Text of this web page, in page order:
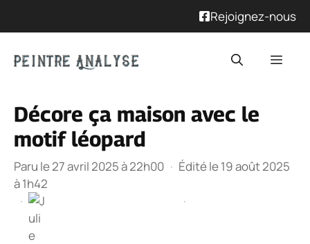
Rejoignez-nous
Décore ça maison avec le
motif léopard
Paru le 27 avril 2025 à 22h00 · Édité le 19 août 2025
à 1h42
·
·